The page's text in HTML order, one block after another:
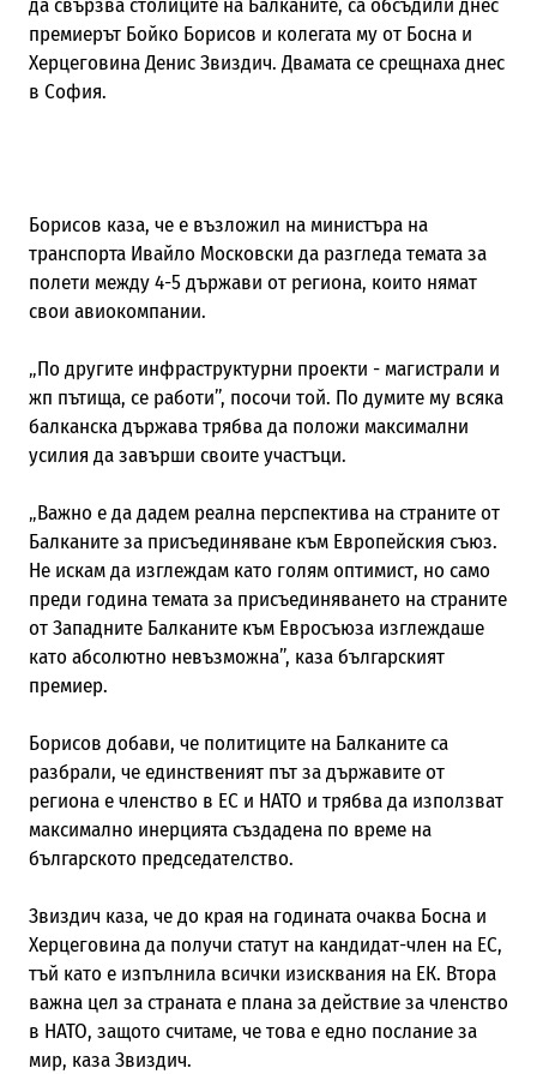
да свързва столиците на Балканите, са обсъдили днес
премиерът Бойко Борисов и колегата му от Босна и
Херцеговина Денис Звиздич. Двамата се срещнаха днес
в София.
Борисов каза, че е възложил на министъра на
транспорта Ивайло Московски да разгледа темата за
полети между 4-5 държави от региона, които нямат
свои авиокомпании.
„По другите инфраструктурни проекти - магистрали и
жп пътища, се работи”, посочи той. По думите му всяка
балканска държава трябва да положи максимални
усилия да завърши своите участъци.
„Важно е да дадем реална перспектива на страните от
Балканите за присъединяване към Европейския съюз.
Не искам да изглеждам като голям оптимист, но само
преди година темата за присъединяването на страните
от Западните Балканите към Евросъюза изглеждаше
като абсолютно невъзможна”, каза българският
премиер.
Борисов добави, че политиците на Балканите са
разбрали, че единственият път за държавите от
региона е членство в ЕС и НАТО и трябва да използват
максимално инерцията създадена по време на
българското председателство.
Звиздич каза, че до края на годината очаква Босна и
Херцеговина да получи статут на кандидат-член на ЕС,
тъй като е изпълнила всички изисквания на ЕК. Втора
важна цел за страната е плана за действие за членство
в НАТО, защото считаме, че това е едно послание за
мир, каза Звиздич.